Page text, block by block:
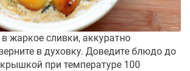
жаркое сливки, аккуратно
в духовку. Доведите блюдо до
при температуре 100